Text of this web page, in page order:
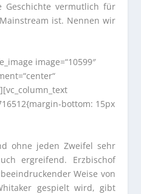
Geschichte vermutlich für
ist. Nennen wir
image=“10599″
bottom: 15px
ohne jeden Zweifel sehr
ergreifend. Erzbischof
Weise von
gespielt wird, gibt